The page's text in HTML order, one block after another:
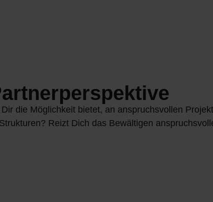
die Möglichkeit bietet, an anspruchsvollen
Reizt Dich das Bewältigen